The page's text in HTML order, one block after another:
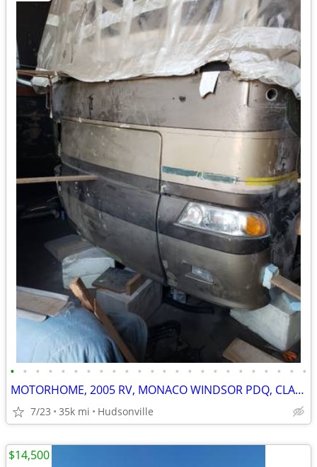
• • • • • • • • • • • • • • • • • • • • • • • •
MOTORHOME, 2005 RV, MONACO WINDSOR PDQ, CLASS A
7/23 35k mi Hudsonville
$14,500